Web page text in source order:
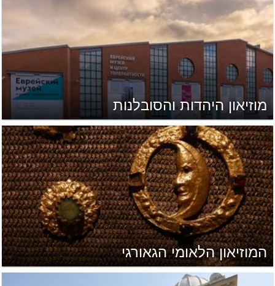
מוזיאון היהדות והסובלנות
המוזיאון הלאומי הגאורגי